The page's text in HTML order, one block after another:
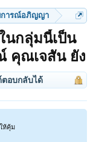
การณ์อภิญญา
นกลุ่มนี้เป็น
คุณเจสัน ยัง
อบกลับได้
ห้คุ้ม